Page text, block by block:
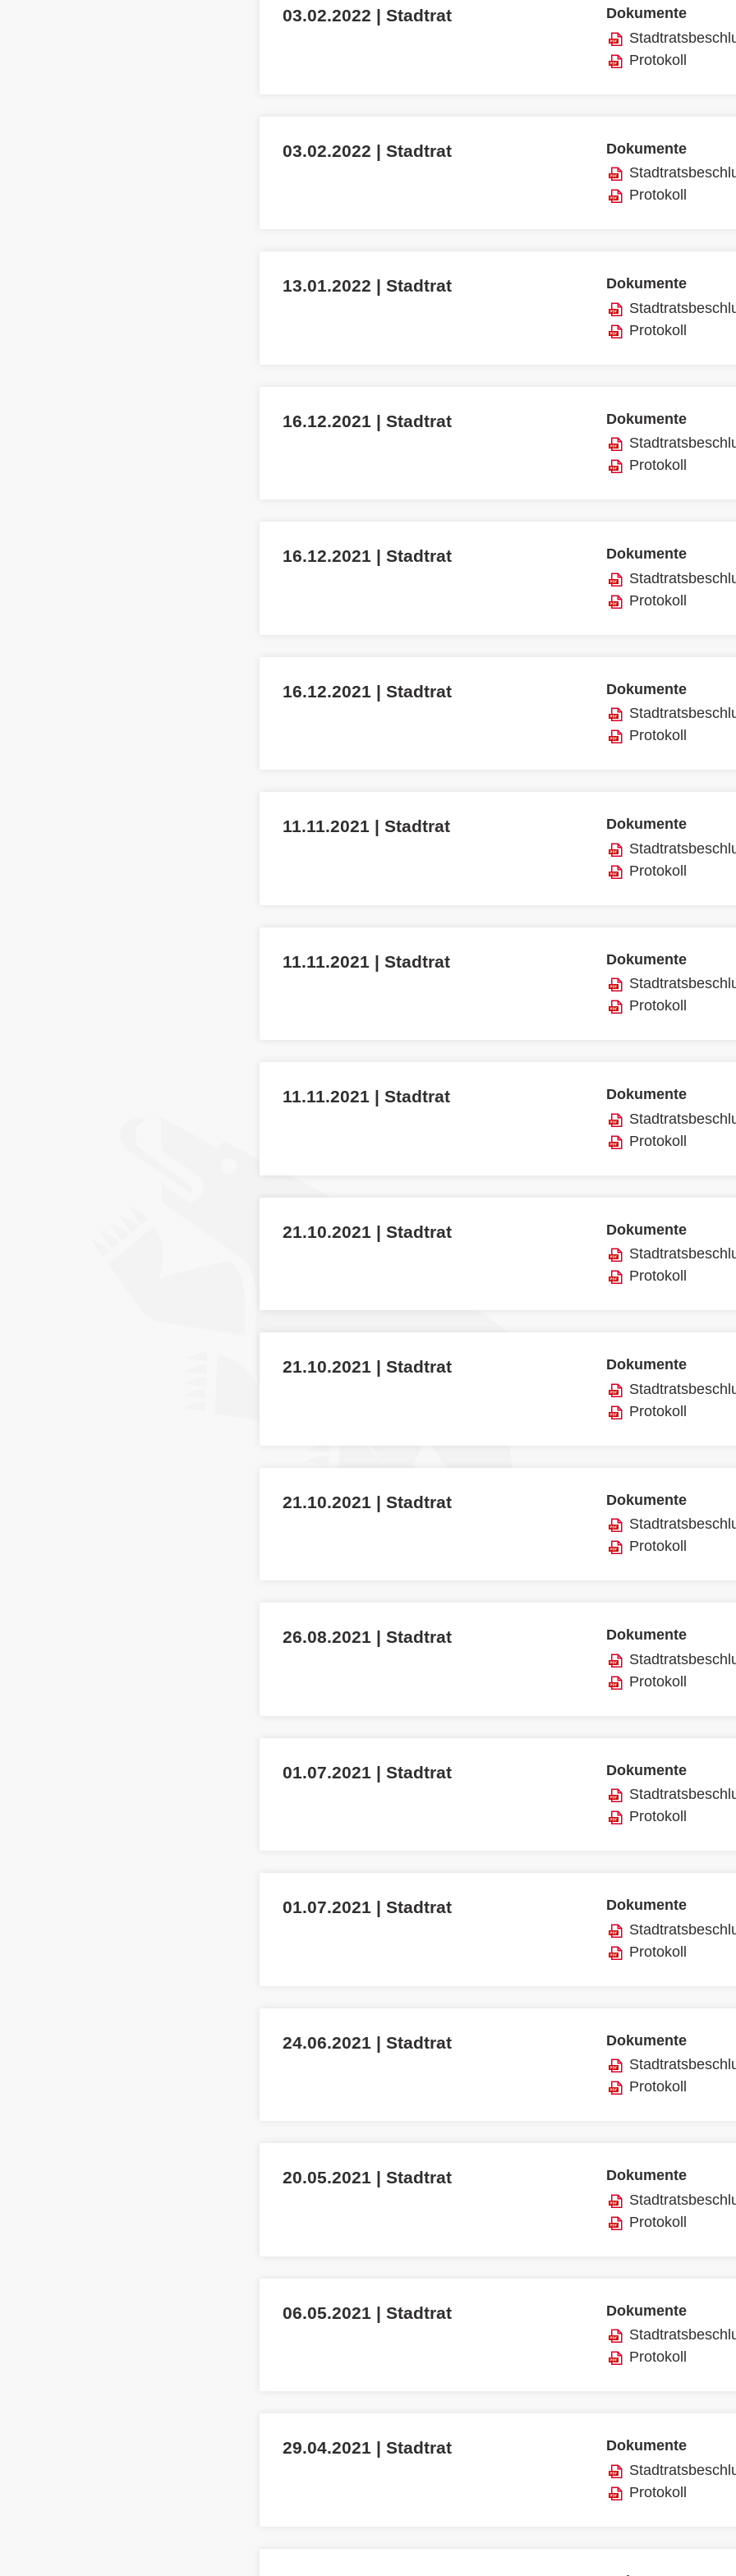
03.02.2022 | Stadtrat
Dokumente
Protokoll
03.02.2022 | Stadtrat
Dokumente
Protokoll
13.01.2022 | Stadtrat
Dokumente
Protokoll
16.12.2021 | Stadtrat
Dokumente
Protokoll
16.12.2021 | Stadtrat
Dokumente
Protokoll
16.12.2021 | Stadtrat
Dokumente
Protokoll
11.11.2021 | Stadtrat
Dokumente
Protokoll
11.11.2021 | Stadtrat
Dokumente
Protokoll
11.11.2021 | Stadtrat
Dokumente
Protokoll
21.10.2021 | Stadtrat
Dokumente
Protokoll
21.10.2021 | Stadtrat
Dokumente
Protokoll
21.10.2021 | Stadtrat
Dokumente
Protokoll
26.08.2021 | Stadtrat
Dokumente
Protokoll
01.07.2021 | Stadtrat
Dokumente
Protokoll
01.07.2021 | Stadtrat
Dokumente
Protokoll
24.06.2021 | Stadtrat
Dokumente
Protokoll
20.05.2021 | Stadtrat
Dokumente
Protokoll
06.05.2021 | Stadtrat
Dokumente
Protokoll
29.04.2021 | Stadtrat
Dokumente
Protokoll